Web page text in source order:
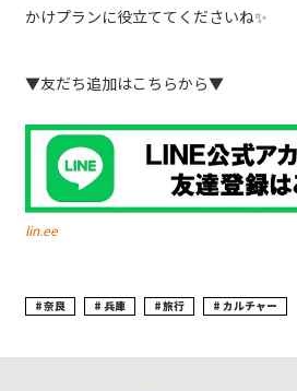
かけプランに役立ててくださいね✨
▼友だち追加はこちらから▼
lin.ee
奈良 兵庫 旅行 カルチャー